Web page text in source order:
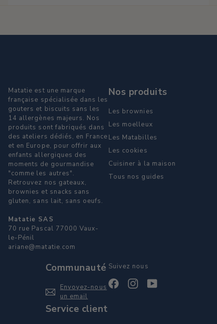
Matatie est une marque
française spécialisée dans les
gouters et biscuits sans les
14 allergènes majeurs. Nos
produits sont fabriqués dans
des ateliers dédiés, en France
et en Europe, pour offrir aux
enfants allergiques des
moments de gourmandise
"comme les autres".
Retrouvez nos gateaux,
brownies et snacks sans
gluten, sans lait, sans oeufs.
Matatie SAS
70 rue Pascal 77000 Vaux-
le-Pénil
ariane@matatie.com
Nos produits
Les brownies
Les moelleux
Les Matabilles
Les cookies
Cuisiner à la maison
Tous nos guides
Communauté
Envoyez-nous
un email
Suivez nous
FacebookInstagram
Service client